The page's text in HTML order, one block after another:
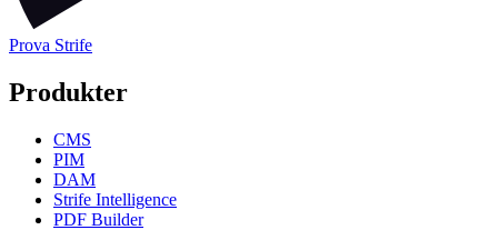
Prova Strife
Produkter
CMS
PIM
DAM
Strife Intelligence
PDF Builder